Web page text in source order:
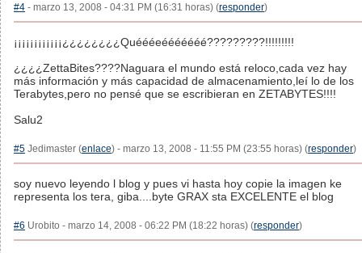
#4 - marzo 13, 2008 - 04:31 PM (16:31 horas) (responder)
¡¡¡¡¡¡¡¡¡¡¡¡¿¿¿¿¿¿¿¿Quéééeééééééé?????????!!!!!!!!!
¿¿¿¿ZettaBites????Naguara el mundo está reloco,cada vez hay
más información y más capacidad de almacenamiento,leí lo de los
Terabytes,pero no pensé que se escribieran en ZETABYTES!!!!
Salu2
#5 Jedimaster (enlace) - marzo 13, 2008 - 11:55 PM (23:55 horas) (responder)
soy nuevo leyendo l blog y pues vi hasta hoy copie la imagen ke
representa los tera, giba....byte GRAX sta EXCELENTE el blog
#6 Urobito - marzo 14, 2008 - 06:22 PM (18:22 horas) (responder)